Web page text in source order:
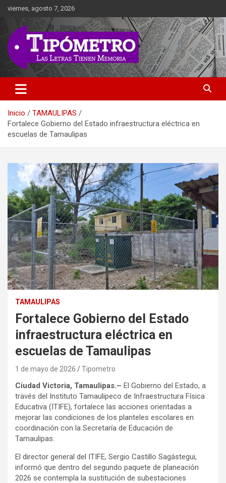
Saltar
contenido
viernes, agosto 7, 2026
Tipometro
Las Letras Tienen Memoria
Inicio
TAMAULIPAS
Fortalece Gobierno del Estado infraestructura eléctrica en
escuelas de Tamaulipas
TAMAULIPAS
Fortalece Gobierno del Estado
infraestructura eléctrica en
escuelas de Tamaulipas
1 de mayo de 2026 Tipometro
Ciudad Victoria, Tamaulipas.– El Gobierno del Estado, a
través del Instituto Tamaulipeco de Infraestructura Física
Educativa (ITIFE), fortalece las acciones orientadas a
mejorar las condiciones de los planteles escolares en
coordinación con la Secretaría de Educación de
Tamaulipas.
El director general del ITIFE, Sergio Castillo Sagástegui,
informó que dentro del segundo paquete de planeación
2026 se contempla la sustitución de subestaciones